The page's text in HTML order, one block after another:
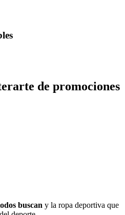
de promociones
buscan y la ropa deportiva que